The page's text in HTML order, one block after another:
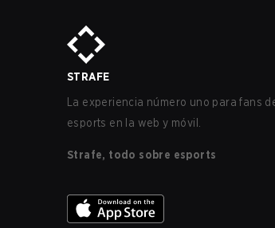
STRAFE
La experiencia número uno para fans
esports en la web y móvil.
Strafe, todo sobre esports